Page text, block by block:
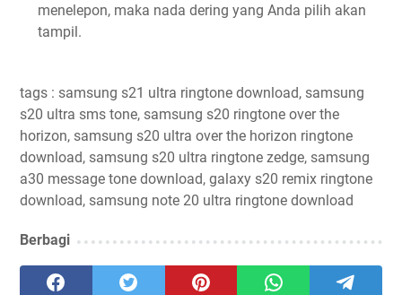
menelepon, maka nada dering yang Anda pilih akan
tampil.
tags : samsung s21 ultra ringtone download, samsung
s20 ultra sms tone, samsung s20 ringtone over the
horizon, samsung s20 ultra over the horizon ringtone
download, samsung s20 ultra ringtone zedge, samsung
a30 message tone download, galaxy s20 remix ringtone
download, samsung note 20 ultra ringtone download
Berbagi